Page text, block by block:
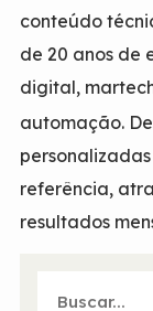
conteúdo
de 20 anos de
digital,
automação.
referência,
resultados